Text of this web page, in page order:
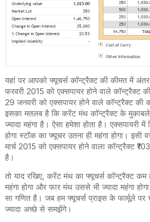
यहां पर आपको फ्यूचर्स कॉन्ट्रैक्ट की कीमत में
फरवरी 2015 को एक्सपायर होने वाले कॉन्ट्रैक्ट
29 जनवरी को एक्सपायर होने वाले कॉन्ट्रैक्ट की
इसका मतलब है कि करेंट मंथ कॉन्ट्रैक्ट के मुकाबले
ज्यादा महंगा है। ऐसा हमेशा होता है। एक्सपायरी में
होगा स्टॉक का फ्यूचर उतना ही महंगा होगा।
मार्च 2015 को एक्सपायर होने वाला कॉन्ट्रैक्ट
है।
तो याद रखिए, करेंट मंथ का फ्यूचर्स कॉन्ट्रैक्ट कम
महंगा होगा और फार मंथ उससे भी ज्यादा महंगा
सा गणित है। जब हम फ्यूचर्स प्राइस के फार्मूले पर
ज्यादा अच्छे से समझेंगे।